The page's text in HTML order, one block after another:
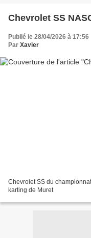
Chevrolet SS
Publié le 28/04/2026 à 17:56
Par Xavier
Chevrolet SS du
karting de Muret